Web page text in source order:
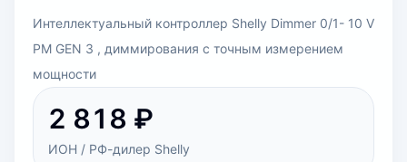
Интеллектуальный контроллер Shelly Dimmer 0/1- 10 V
PM GEN 3 , диммирования с точным измерением
мощности
2 818 ₽
ИОН / РФ-дилер Shelly